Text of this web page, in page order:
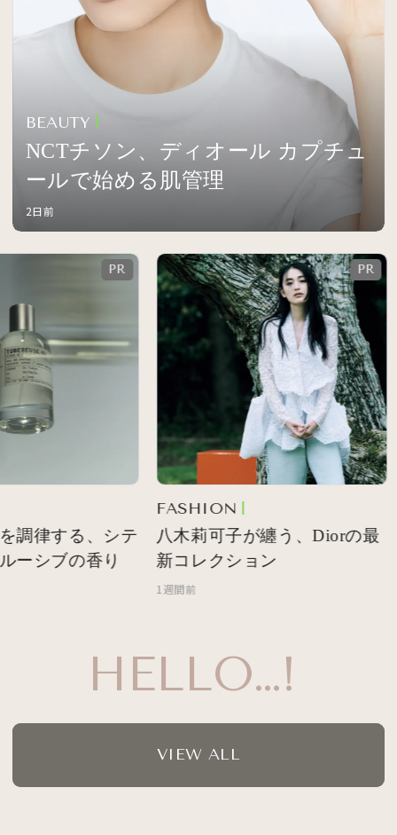
BEAUTY
NCTチソン、ディオール カプチュ
ールで始める肌管理
2日前
律する、シテ
シブの香り
FASHION
八木莉可子が纏う、Diorの最
新コレクション
1週間前
VIEW ALL